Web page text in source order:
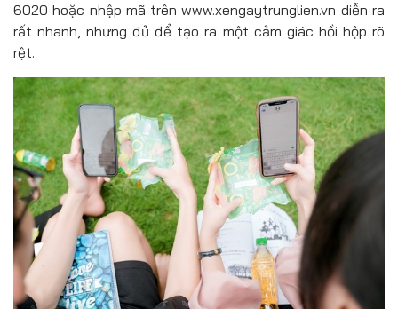
6020 hoặc nhập mã trên www.xengaytrunglien.vn diễn ra
rất nhanh, nhưng đủ để tạo ra một cảm giác hồi hộp rõ
rệt.